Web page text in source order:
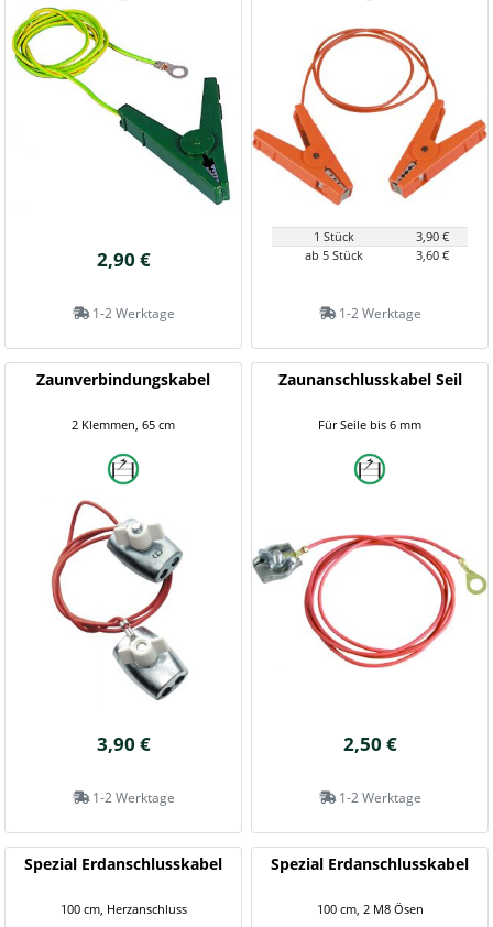
2,90 €
1-2 Werktage
1 Stück
3,90 €
ab 5 Stück
3,60 €
1-2 Werktage
Zaunverbindungskabel
2 Klemmen, 65 cm
3,90 €
1-2 Werktage
Zaunanschlusskabel Seil
Für Seile bis 6 mm
2,50 €
1-2 Werktage
Spezial Erdanschlusskabel
100 cm, Herzanschluss
Spezial Erdanschlusskabel
100 cm, 2 M8 Ösen